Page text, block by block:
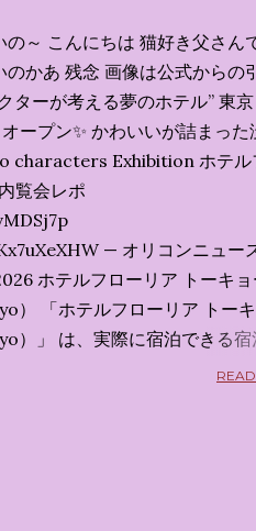
の～ こんにちは 猫好き父さん
のかあ 残念 画像は公式からの
ターが考える夢のホテル” 東
ープン✨️ かわいいが詰まった
characters Exhibition ホテル
覧会レポ
— オリコンニュー
ホテルフローリア トーキョ
） 「ホテルフローリア トー
）」 は、実際に宿泊できる宿
15日から東京・新宿でスター